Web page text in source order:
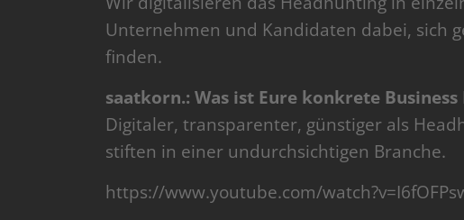
Unternehmen und Kandidaten dabei, sich
finden.
saatkorn.: Was ist Eure konkrete
Digitaler, transparenter, günstiger als
stiften in einer undurchsichtigen Branche.
https://www.youtube.com/